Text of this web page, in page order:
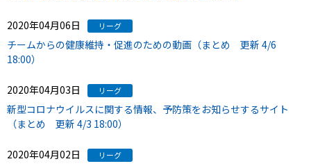
2020年04月06日 リーグ
チームからの健康維持・促進のための動画（まとめ 更新 4/6
18:00）
2020年04月03日 リーグ
新型コロナウイルスに関する情報、予防策をお知らせするサイト
（まとめ 更新 4/3 18:00）
2020年04月02日 リーグ